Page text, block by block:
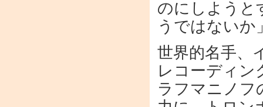
のにしようと
うではない
世界的名手、
レコーディン
ラフマニノフ